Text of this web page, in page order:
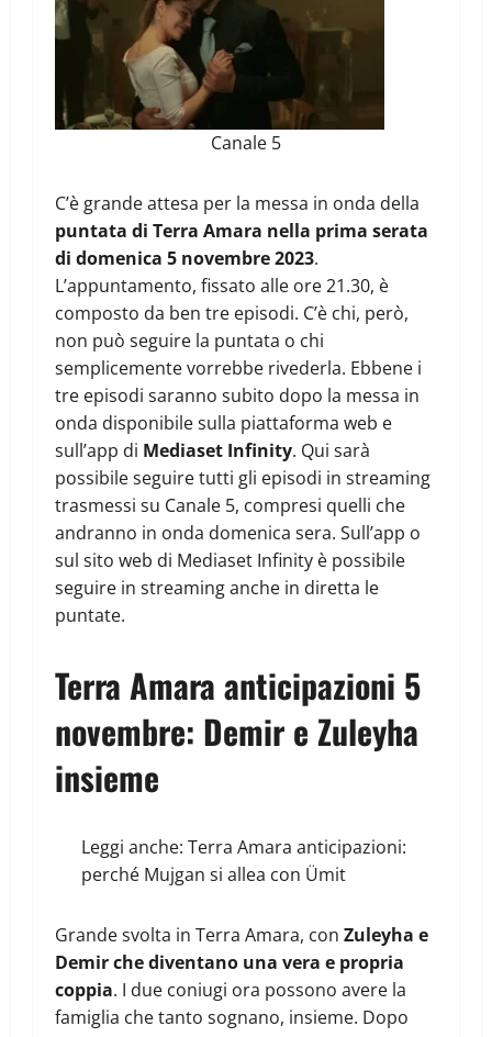
Canale 5
C’è grande attesa per la messa in onda della
puntata di Terra Amara nella prima serata
di domenica 5 novembre 2023.
L’appuntamento, fissato alle ore 21.30, è
composto da ben tre episodi. C’è chi, però,
non può seguire la puntata o chi
semplicemente vorrebbe rivederla. Ebbene i
tre episodi saranno subito dopo la messa in
onda disponibile sulla piattaforma web e
sull’app di Mediaset Infinity. Qui sarà
possibile seguire tutti gli episodi in streaming
trasmessi su Canale 5, compresi quelli che
andranno in onda domenica sera. Sull’app o
sul sito web di Mediaset Infinity è possibile
seguire in streaming anche in diretta le
puntate.
Terra Amara anticipazioni 5
novembre: Demir e Zuleyha
insieme
Leggi anche: Terra Amara anticipazioni:
perché Mujgan si allea con Ümit
Grande svolta in Terra Amara, con Zuleyha e
Demir che diventano una vera e propria
coppia. I due coniugi ora possono avere la
famiglia che tanto sognano, insieme. Dopo